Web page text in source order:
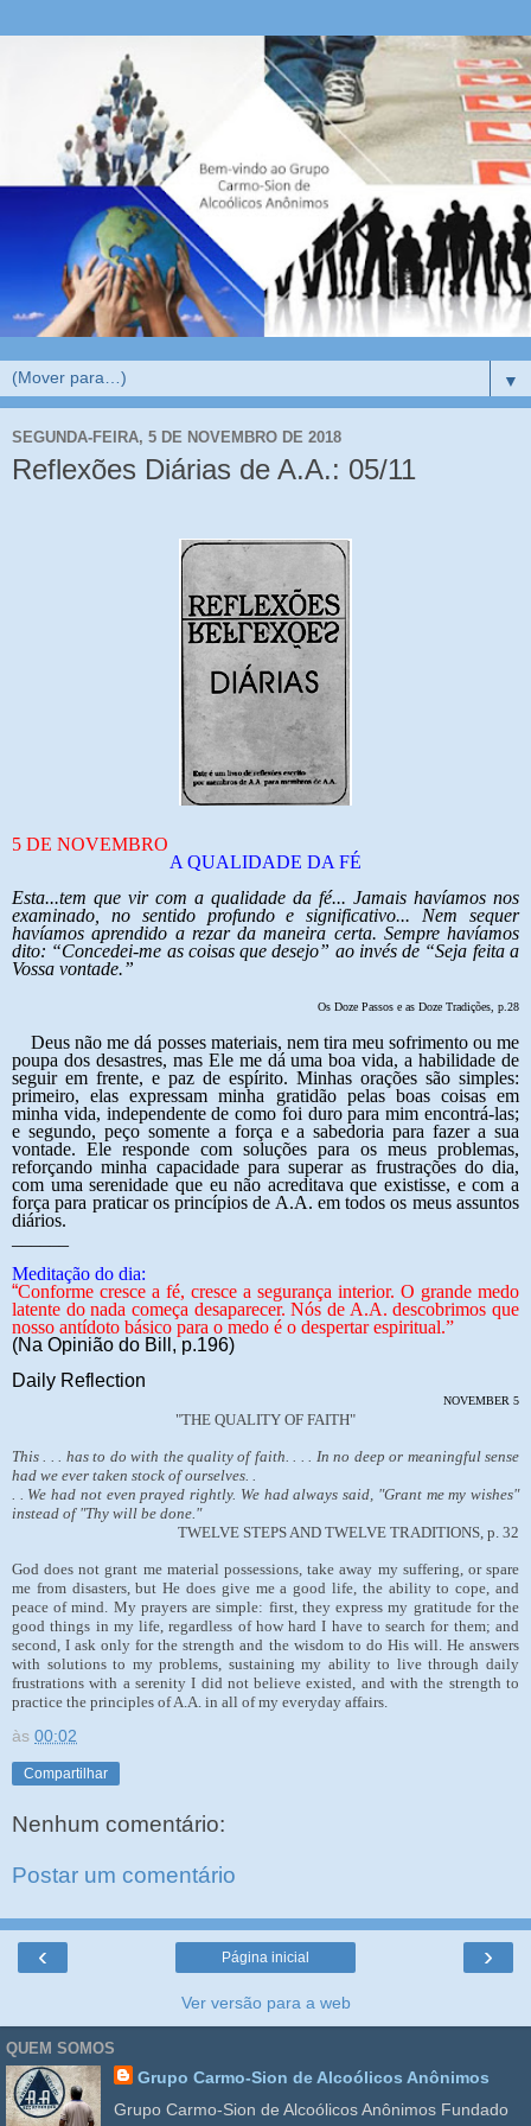
▼
SEGUNDA-FEIRA, 5 DE NOVEMBRO DE 2018
Reflexões Diárias de A.A.: 05/11
5 DE NOVEMBRO
A QUALIDADE DA FÉ
Esta...tem que vir com a qualidade da fé... Jamais havíamos nos
examinado, no sentido profundo e significativo... Nem sequer
havíamos aprendido a rezar da maneira certa. Sempre havíamos
dito: “Concedei-me as coisas que desejo” ao invés de “Seja feita a
Vossa vontade.”
Os Doze Passos e as Doze Tradições, p.28
Deus não me dá posses materiais, nem tira meu sofrimento ou me
poupa dos desastres, mas Ele me dá uma boa vida, a habilidade de
seguir em frente, e paz de espírito. Minhas orações são simples:
primeiro, elas expressam minha gratidão pelas boas coisas em
minha vida, independente de como foi duro para mim encontrá-las;
e segundo, peço somente a força e a sabedoria para fazer a sua
vontade. Ele responde com soluções para os meus problemas,
reforçando minha capacidade para superar as frustrações do dia,
com uma serenidade que eu não acreditava que existisse, e com a
força para praticar os princípios de A.A. em todos os meus assuntos
diários.
Meditação do dia:
“Conforme cresce a fé, cresce a segurança interior. O grande medo
latente do nada começa desaparecer. Nós de A.A. descobrimos que
nosso antídoto básico para o medo é o despertar espiritual.”
(Na Opinião do Bill, p.196)
Daily Reflection
NOVEMBER 5
"THE QUALITY OF FAITH"
This . . . has to do with the quality of faith. . . . In no deep or meaningful sense
had we ever taken stock of ourselves. .
. . We had not even prayed rightly. We had always said, "Grant me my wishes"
instead of "Thy will be done."
TWELVE STEPS AND TWELVE TRADITIONS, p. 32
God does not grant me material possessions, take away my suffering, or spare
me from disasters, but He does give me a good life, the ability to cope, and
peace of mind. My prayers are simple: first, they express my gratitude for the
good things in my life, regardless of how hard I have to search for them; and
second, I ask only for the strength and the wisdom to do His will. He answers
with solutions to my problems, sustaining my ability to live through daily
frustrations with a serenity I did not believe existed, and with the strength to
practice the principles of A.A. in all of my everyday affairs.
às 00:02
Compartilhar
Nenhum comentário:
Postar um comentário
‹ ›
Página inicial
Ver versão para a web
QUEM SOMOS
Grupo Carmo-Sion de Alcoólicos Anônimos
Grupo Carmo-Sion de Alcoólicos Anônimos Fundado